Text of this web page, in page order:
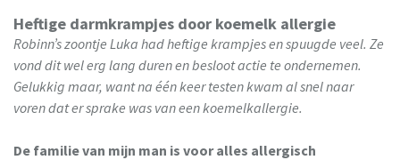
Heftige darmkrampjes door koemelk allergie
Robinn’s zoontje Luka had heftige krampjes en spuugde veel. Ze
vond dit wel erg lang duren en besloot actie te ondernemen.
Gelukkig maar, want na één keer testen kwam al snel naar
voren dat er sprake was van een koemelkallergie.
De familie van mijn man is voor alles allergisch